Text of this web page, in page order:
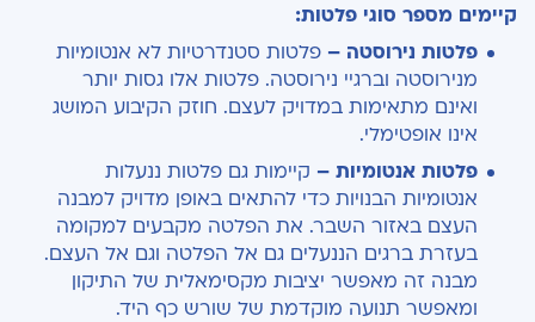
קיימים מספר סוגי פלטות:
פלטות נירוסטה – פלטות סטנדרטיות לא אנטומיות
מנירוסטה וברגיי נירוסטה. פלטות אלו גסות יותר
ואינם מתאימות במדויק לעצם. חוזק הקיבוע המושג
אינו אופטימלי.
פלטות אנטומיות – קיימות גם פלטות ננעלות
אנטומיות הבנויות כדי להתאים באופן מדויק למבנה
העצם באזור השבר. את הפלטה מקבעים למקומה
בעזרת ברגים הננעלים גם אל הפלטה וגם אל העצם.
מבנה זה מאפשר יציבות מקסימאלית של התיקון
ומאפשר תנועה מוקדמת של שורש כף היד.